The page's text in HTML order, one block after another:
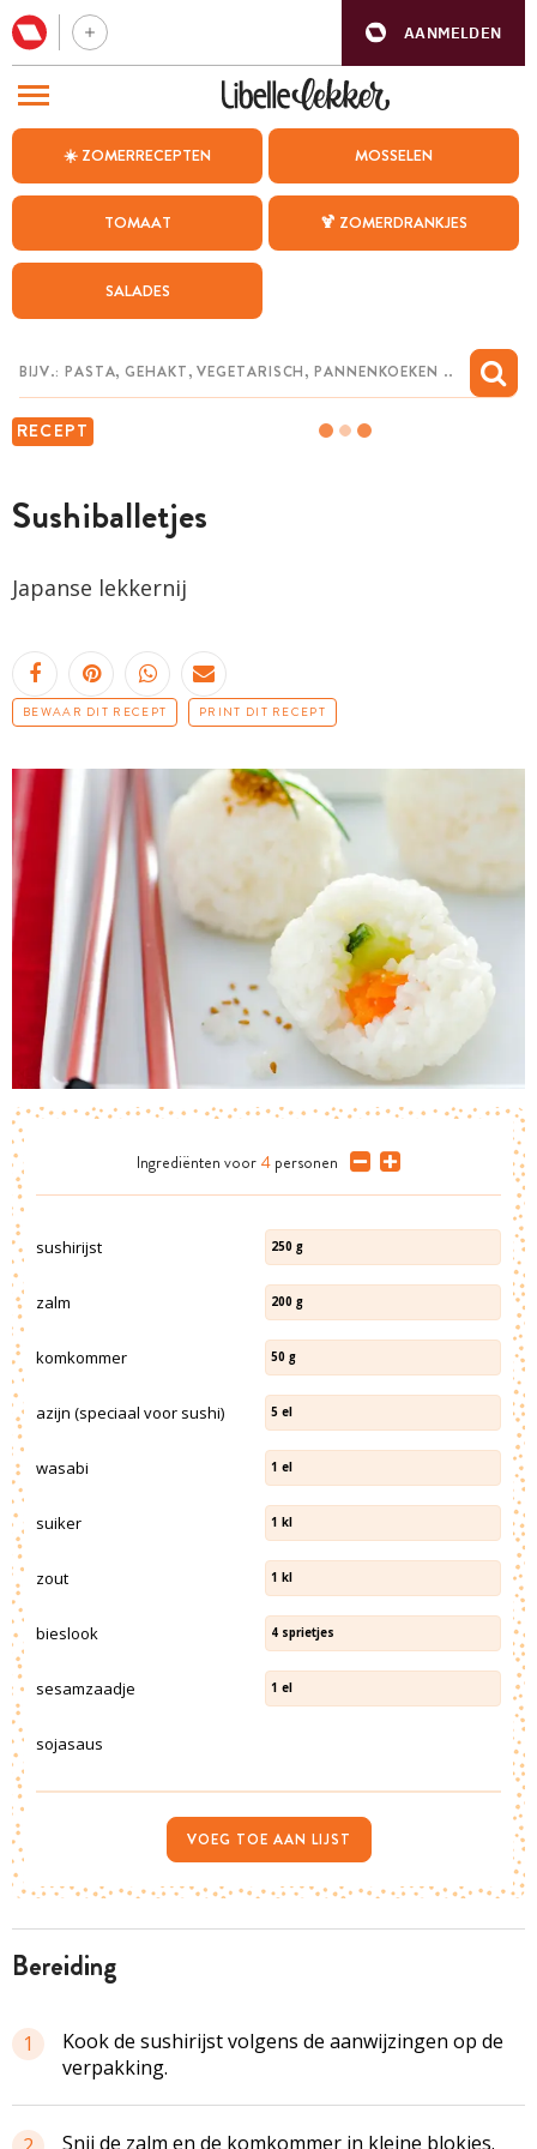
AANMELDEN
☀️ ZOMERRECEPTEN MOSSELEN
TOMAAT 🍹 ZOMERDRANKJES
SALADES
RECEPT
Sushiballetjes
Japanse lekkernij
BEWAAR DIT RECEPT PRINT DIT RECEPT
bereiding
1
Kook de sushirijst volgens de aanwijzingen op de
verpakking.
Snij de zalm en de komkommer in kleine blokjes.
Ingrediënten voor 4 personen
sushirijst 250 g
zalm 200 g
komkommer 50 g
azijn (speciaal voor sushi) 5 el
wasabi 1 el
suiker 1 kl
zout 1 kl
bieslook 4 sprietjes
sesamzaadje 1 el
sojasaus
VOEG TOE AAN LIJST
BEZOEK ONZE ANDERE WEBSITES
WEEKMENU
CHAT MET MAIA
MIJN BEWAARDE RECEPTEN